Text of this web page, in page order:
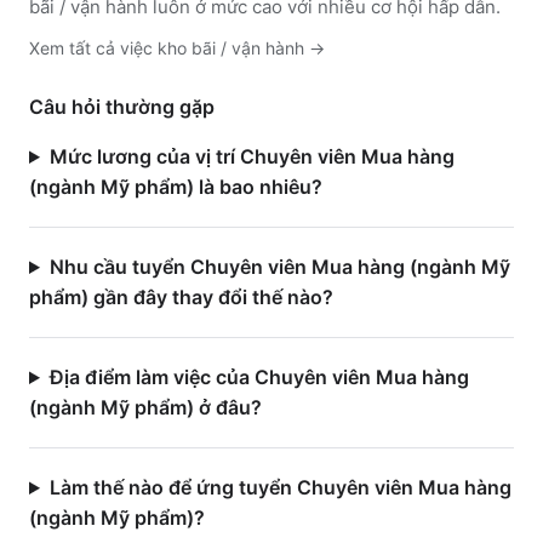
bãi / vận hành luôn ở mức cao với nhiều cơ hội hấp dẫn.
Xem tất cả việc kho bãi / vận hành →
Câu hỏi thường gặp
Mức lương của vị trí Chuyên viên Mua hàng
(ngành Mỹ phẩm) là bao nhiêu?
Nhu cầu tuyển Chuyên viên Mua hàng (ngành Mỹ
phẩm) gần đây thay đổi thế nào?
Địa điểm làm việc của Chuyên viên Mua hàng
(ngành Mỹ phẩm) ở đâu?
Làm thế nào để ứng tuyển Chuyên viên Mua hàng
(ngành Mỹ phẩm)?